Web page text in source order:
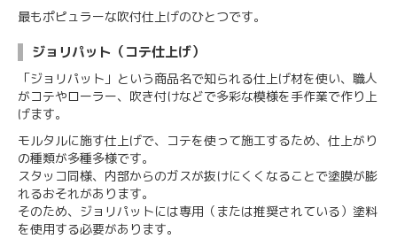
最もポピュラーな吹付仕上げのひとつです。
ジョリパット（コテ仕上げ）
「ジョリパット」という商品名で知られる仕上げ材を使い、職人
がコテやローラー、吹き付けなどで多彩な模様を手作業で作り上
げます。
モルタルに施す仕上げで、コテを使って施工するため、仕上がり
の種類が多種多様です。
スタッコ同様、内部からのガスが抜けにくくなることで塗膜が膨
れるおそれがあります。
そのため、ジョリパットには専用（または推奨されている）塗料
を使用する必要があります。